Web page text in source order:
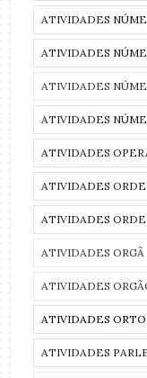
ATIVIDADES
ATIVIDADES
ATIVIDADES
ATIVIDADES
ATIVIDADES
ATIVIDADES
ATIVIDADES
ATIVIDADES ORGÃ
ATIVIDADES
ATIVIDADES
ATIVIDADES